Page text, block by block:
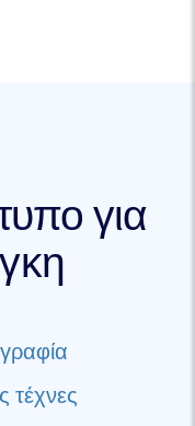
για
τέχνες